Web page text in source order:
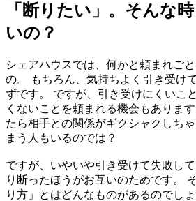
「断りたい」。そんな
いの？
シェアハウスでは、何かと頼まれご
の。 もちろん、気持ちよく引き受け
ずです。 ですが、引き受けにくいこ
くないことを頼まれる機会もありま
たら相手との関係がギクシャクしち
まう人もいるのでは？
ですが、いやいや引き受けて失敗し
り断ったほうがお互いのためです。
り方」とはどんなものがあるのでしょ